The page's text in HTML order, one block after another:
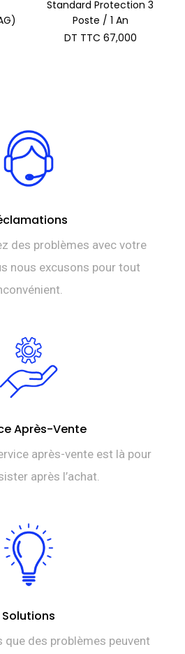
Standard Protection 3
Poste / 1 An
DT TTC 67,000
des problèmes avec votre
nous excusons pour tout
Après-Vente
après-vente est là pour
après l’achat.
Solutions
que des problèmes peuvent